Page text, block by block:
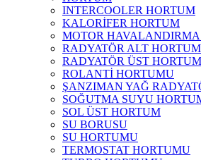
INTERCOOLER HORTUM
KALORİFER HORTUM
MOTOR
RADYATÖR ALT HORTUM
RADYATÖR ÜST HORTUM
ROLANTİ HORTUMU
ŞANZIMAN YAĞ
SOĞUTMA SUYU
SOL ÜST HORTUM
SU BORUSU
SU HORTUMU
TERMOSTAT HORTUMU